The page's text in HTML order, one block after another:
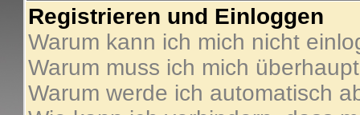
Registrieren und Einloggen
Warum kann ich mich nicht
Warum muss ich mich
Warum werde ich automatisch